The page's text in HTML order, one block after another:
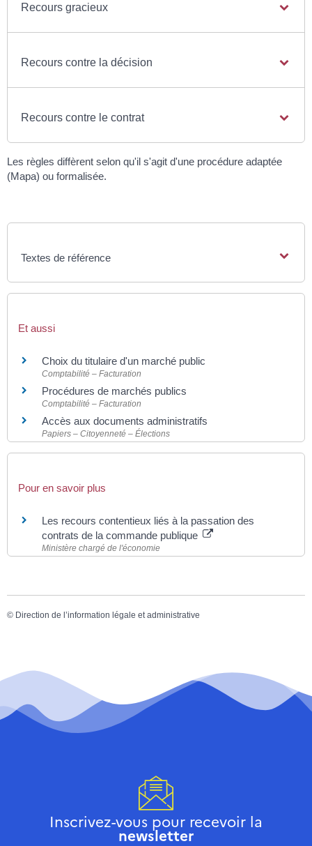
Recours gracieux
Recours contre la décision
Recours contre le contrat
Les règles diffèrent selon qu'il s'agit d'une procédure adaptée
(Mapa) ou formalisée.
Textes de référence
Et aussi
Choix du titulaire d'un marché public
Comptabilité – Facturation
Procédures de marchés publics
Comptabilité – Facturation
Accès aux documents administratifs
Papiers – Citoyenneté – Élections
Pour en savoir plus
Les recours contentieux liés à la passation des
contrats de la commande publique
Ministère chargé de l'économie
© Direction de l’information légale et administrative
Inscrivez-vous pour recevoir la
newsletter